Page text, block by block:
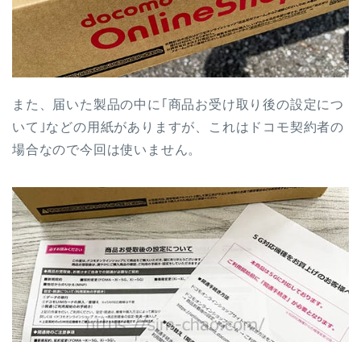
また、届いた製品の中に｢商品お受け取り後の設定につ
いて｣などの用紙がありますが、これはドコモ契約者の
場合なので今回は使いません。